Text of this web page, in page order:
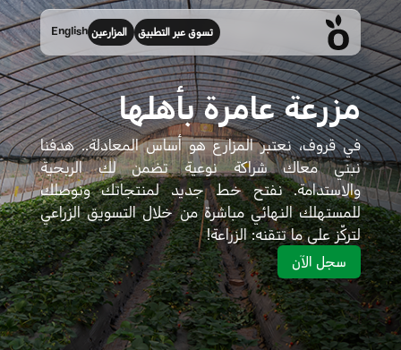
تسوق عبر التطبيق المزارعينEnglish
مزرعة عامرة بأهلها
في قروف، نعتبر المزارع هو أساس المعادلة.. هدفنا
نبني معاك شراكة نوعية تضمن لك الربحية
والاستدامة. نفتح خط جديد لمنتجاتك ونوصلك
للمستهلك النهائي مباشرة من خلال التسويق الزراعي
لتركّز على ما تتقنه: الزراعة!
سجل الآن